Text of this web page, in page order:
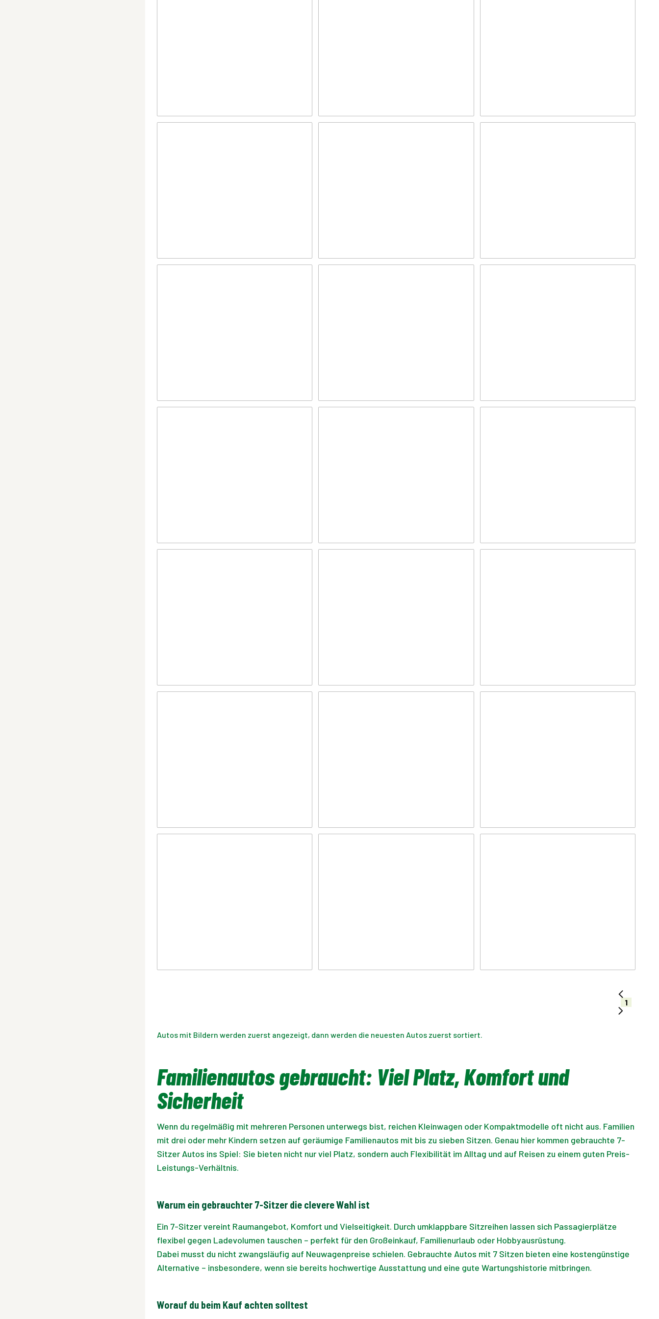
1
Autos mit Bildern werden zuerst angezeigt, dann werden die neuesten Autos zuerst sortiert.
Familienautos gebraucht: Viel Platz, Komfort und
Sicherheit
Wenn du regelmäßig mit mehreren Personen unterwegs bist, reichen Kleinwagen oder Kompaktmodelle oft nicht aus. Familien
mit drei oder mehr Kindern setzen auf geräumige Familienautos mit bis zu sieben Sitzen. Genau hier kommen gebrauchte 7-
Sitzer Autos ins Spiel: Sie bieten nicht nur viel Platz, sondern auch Flexibilität im Alltag und auf Reisen zu einem guten Preis-
Leistungs-Verhältnis.
Warum ein gebrauchter 7-Sitzer die clevere Wahl ist
Ein 7-Sitzer vereint Raumangebot, Komfort und Vielseitigkeit. Durch umklappbare Sitzreihen lassen sich Passagierplätze
flexibel gegen Ladevolumen tauschen – perfekt für den Großeinkauf, Familienurlaub oder Hobbyausrüstung.
Dabei musst du nicht zwangsläufig auf Neuwagenpreise schielen. Gebrauchte Autos mit 7 Sitzen bieten eine kostengünstige
Alternative – insbesondere, wenn sie bereits hochwertige Ausstattung und eine gute Wartungshistorie mitbringen.
Worauf du beim Kauf achten solltest